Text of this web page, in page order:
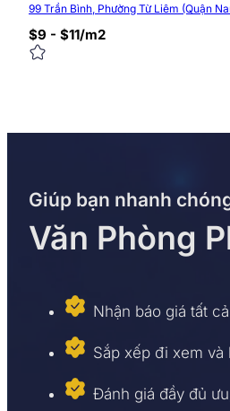
99 Trần Bình, Phường Từ Liêm (Quận
$9 - $11/m2
Giúp bạn nhanh
Văn Phòng
Nhận báo giá tất
Sắp xếp đi xem và
Đánh giá đầy đủ